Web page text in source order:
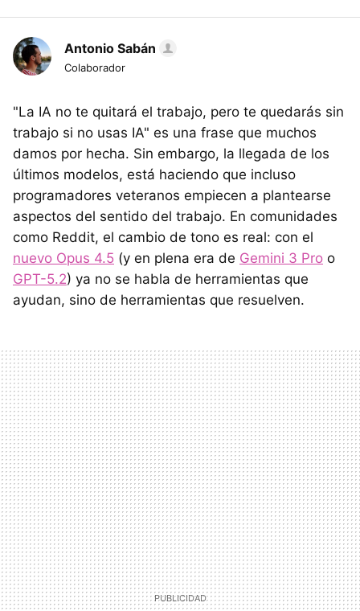
Antonio Sabán
Colaborador
"La IA no te quitará el trabajo, pero te quedarás sin
trabajo si no usas IA" es una frase que muchos
damos por hecha. Sin embargo, la llegada de los
últimos modelos, está haciendo que incluso
programadores veteranos empiecen a plantearse
aspectos del sentido del trabajo. En comunidades
como Reddit, el cambio de tono es real: con el
nuevo Opus 4.5 (y en plena era de Gemini 3 Pro o
GPT-5.2) ya no se habla de herramientas que
ayudan, sino de herramientas que resuelven.